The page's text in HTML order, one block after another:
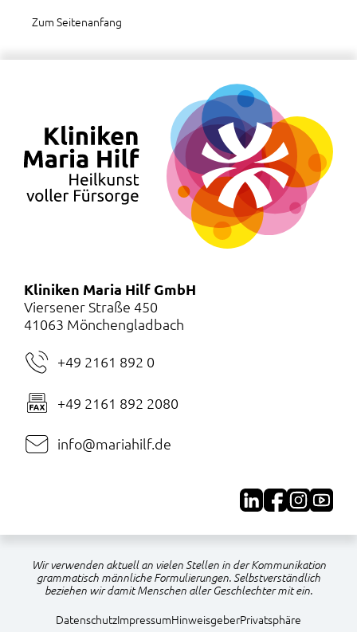
Zum Seitenanfang
Kliniken Maria Hilf GmbH
Viersener Straße 450
41063 Mönchengladbach
+49 2161 892 0
+49 2161 892 2080
info@mariahilf.de
Wir verwenden aktuell an vielen Stellen in der Kommunikation
grammatisch männliche Formulierungen. Selbstverständlich
beziehen wir damit Menschen aller Geschlechter mit ein.
NavigationDatenschutzImpressumHinweisgeberPrivatsphäre